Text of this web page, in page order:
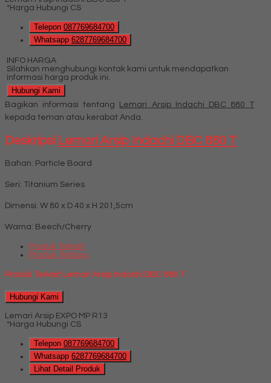
*Harga Hubungi CS
Telepon 087769684700
Whatsapp 6287769684700
INFO HARGA
Silahkan menghubungi kontak kami untuk mendapatkan
informasi harga produk ini.
Hubungi Kami
Bagikan informasi tentang Lemari Arsip Indachi DBC 880 T
kepada teman atau kerabat Anda.
Deskripsi Lemari Arsip Indachi DBC 880 T
Bahan: Particle Board
Seri: Titanium Series
Dimensi: W 80 x D 40 x H 201,5cm
Warna: Beech/Cherry
Produk Terkait
Produk Terbaru
Produk Terkait Lemari Arsip Indachi DBC 880 T
Hubungi Kami
Lemari Arsip EXPO MP R13
*Harga Hubungi CS
Telepon 087769684700
Whatsapp 6287769684700
Lihat Detail Produk